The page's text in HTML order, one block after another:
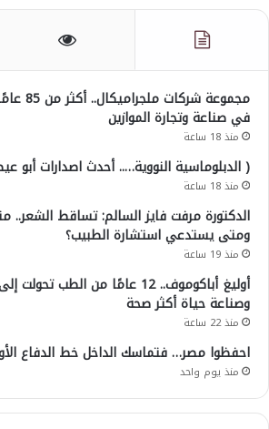
مجموعة
في صناعة وتجارة الموازين
منذ 18 ساعة
( الدبلوماسية النووية….. أحدث اصدارات أبو
منذ 18 ساعة
الدكتورة مرفت فايز السالم: تساقط الشعر..
ومتى يستدعي استشارة الطبيب؟
منذ 19 ساعة
أوليغ أباكوموف.. 12 عامًا من الطب
وصناعة حياة أكثر صحة
منذ 22 ساعة
احفظوا مصر… فتماسك الداخل خط الدفاع
منذ يوم واحد